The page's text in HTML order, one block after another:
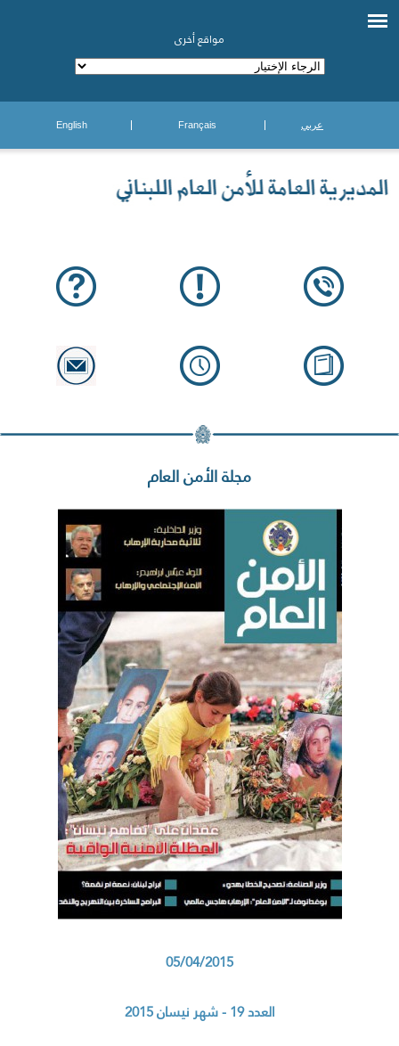
مواقع أخرى
عربي Français
English
مجلة الأمن العام
05/04/2015
العدد 19 - شهر نيسان 2015